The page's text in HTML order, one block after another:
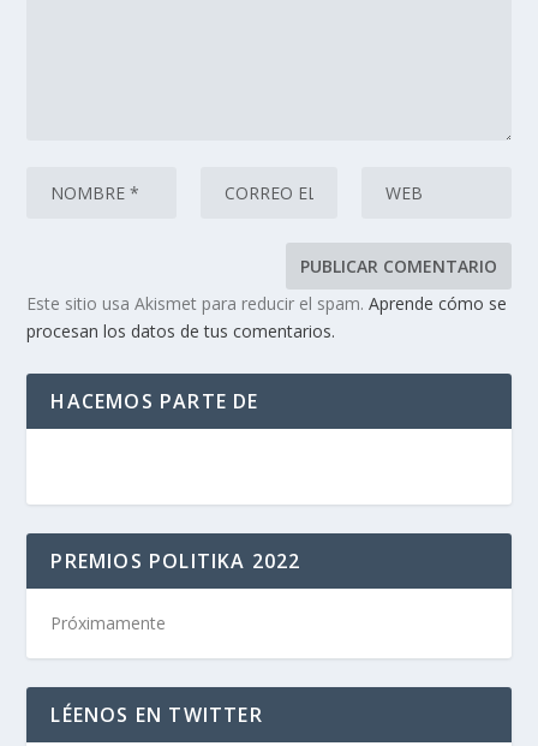
Este sitio usa Akismet para reducir el spam.Aprende cómo se
procesan los datos de tus comentarios.
HACEMOS PARTE DE
PREMIOS POLITIKA 2022
Próximamente
LÉENOS EN TWITTER